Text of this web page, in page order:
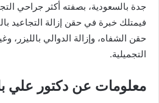
جدة بالسعودية، بصفته أكثر جراحي
فيمتلك خبرة في حقن إزالة التجاعيد
حقن الشفاه، وإزالة الدوالي بالليزر،
التجميلية.
معلومات عن دكتور علي